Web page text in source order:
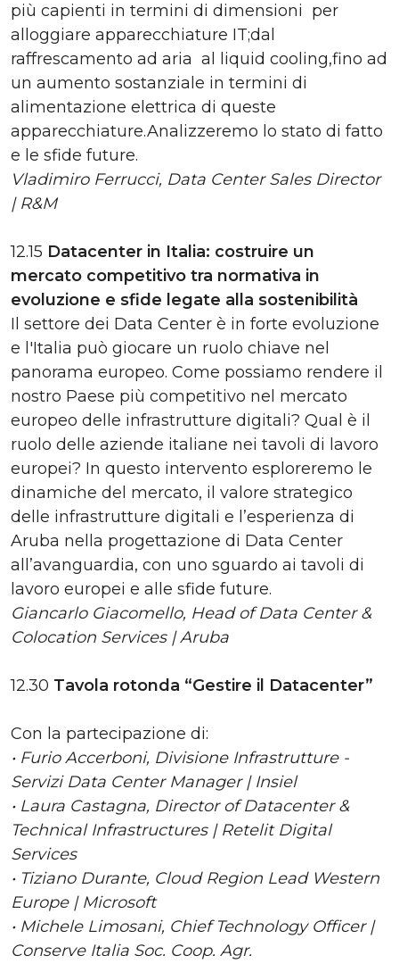
più capienti in termini di dimensioni per
alloggiare apparecchiature IT;dal
raffrescamento ad aria al liquid cooling,fino ad
un aumento sostanziale in termini di
alimentazione elettrica di queste
apparecchiature.Analizzeremo lo stato di fatto
e le sfide future.
Vladimiro Ferrucci, Data Center Sales Director
| R&M
12.15 Datacenter in Italia: costruire un
mercato competitivo tra normativa in
evoluzione e sfide legate alla sostenibilità
Il settore dei Data Center è in forte evoluzione
e l'Italia può giocare un ruolo chiave nel
panorama europeo. Come possiamo rendere il
nostro Paese più competitivo nel mercato
europeo delle infrastrutture digitali? Qual è il
ruolo delle aziende italiane nei tavoli di lavoro
europei? In questo intervento esploreremo le
dinamiche del mercato, il valore strategico
delle infrastrutture digitali e l’esperienza di
Aruba nella progettazione di Data Center
all’avanguardia, con uno sguardo ai tavoli di
lavoro europei e alle sfide future.
Giancarlo Giacomello, Head of Data Center &
Colocation Services | Aruba
12.30 Tavola rotonda “Gestire il Datacenter”
Con la partecipazione di:
• Furio Accerboni, Divisione Infrastrutture -
Servizi Data Center Manager | Insiel
• Laura Castagna, Director of Datacenter &
Technical Infrastructures | Retelit Digital
Services
• Tiziano Durante, Cloud Region Lead Western
Europe | Microsoft
• Michele Limosani, Chief Technology Officer |
Conserve Italia Soc. Coop. Agr.